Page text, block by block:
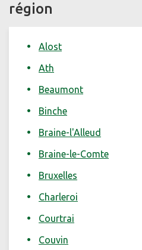
région
Alost
Ath
Beaumont
Binche
Braine-l'Alleud
Braine-le-Comte
Bruxelles
Charleroi
Courtrai
Couvin